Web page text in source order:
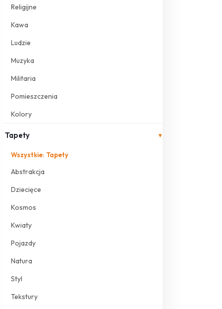
Religijne
Kawa
Ludzie
Muzyka
Militaria
Pomieszczenia
Kolory
Tapety ▾
Wszystkie: Tapety
Abstrakcja
Dziecięce
Kosmos
Kwiaty
Pojazdy
Natura
Styl
Tekstury